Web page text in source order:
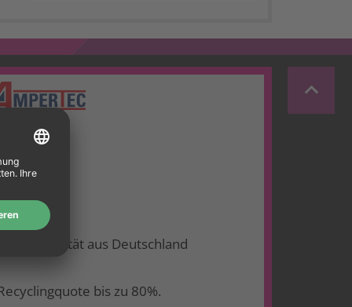
keyboard_arrow_up
für Qualität aus Deutschland
bis zu 80%.